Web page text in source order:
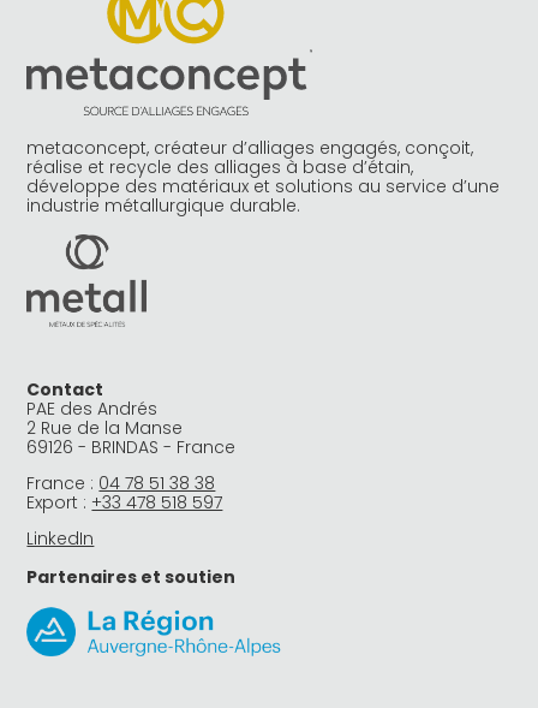
metaconcept, créateur d’alliages engagés, conçoit,
réalise et recycle des alliages à base d’étain,
développe des matériaux et solutions au service d’une
industrie métallurgique durable.
Contact
PAE des Andrés
2 Rue de la Manse
69126 - BRINDAS - France
France : 04 78 51 38 38
Export : +33 478 518 597
LinkedIn
Partenaires et soutien